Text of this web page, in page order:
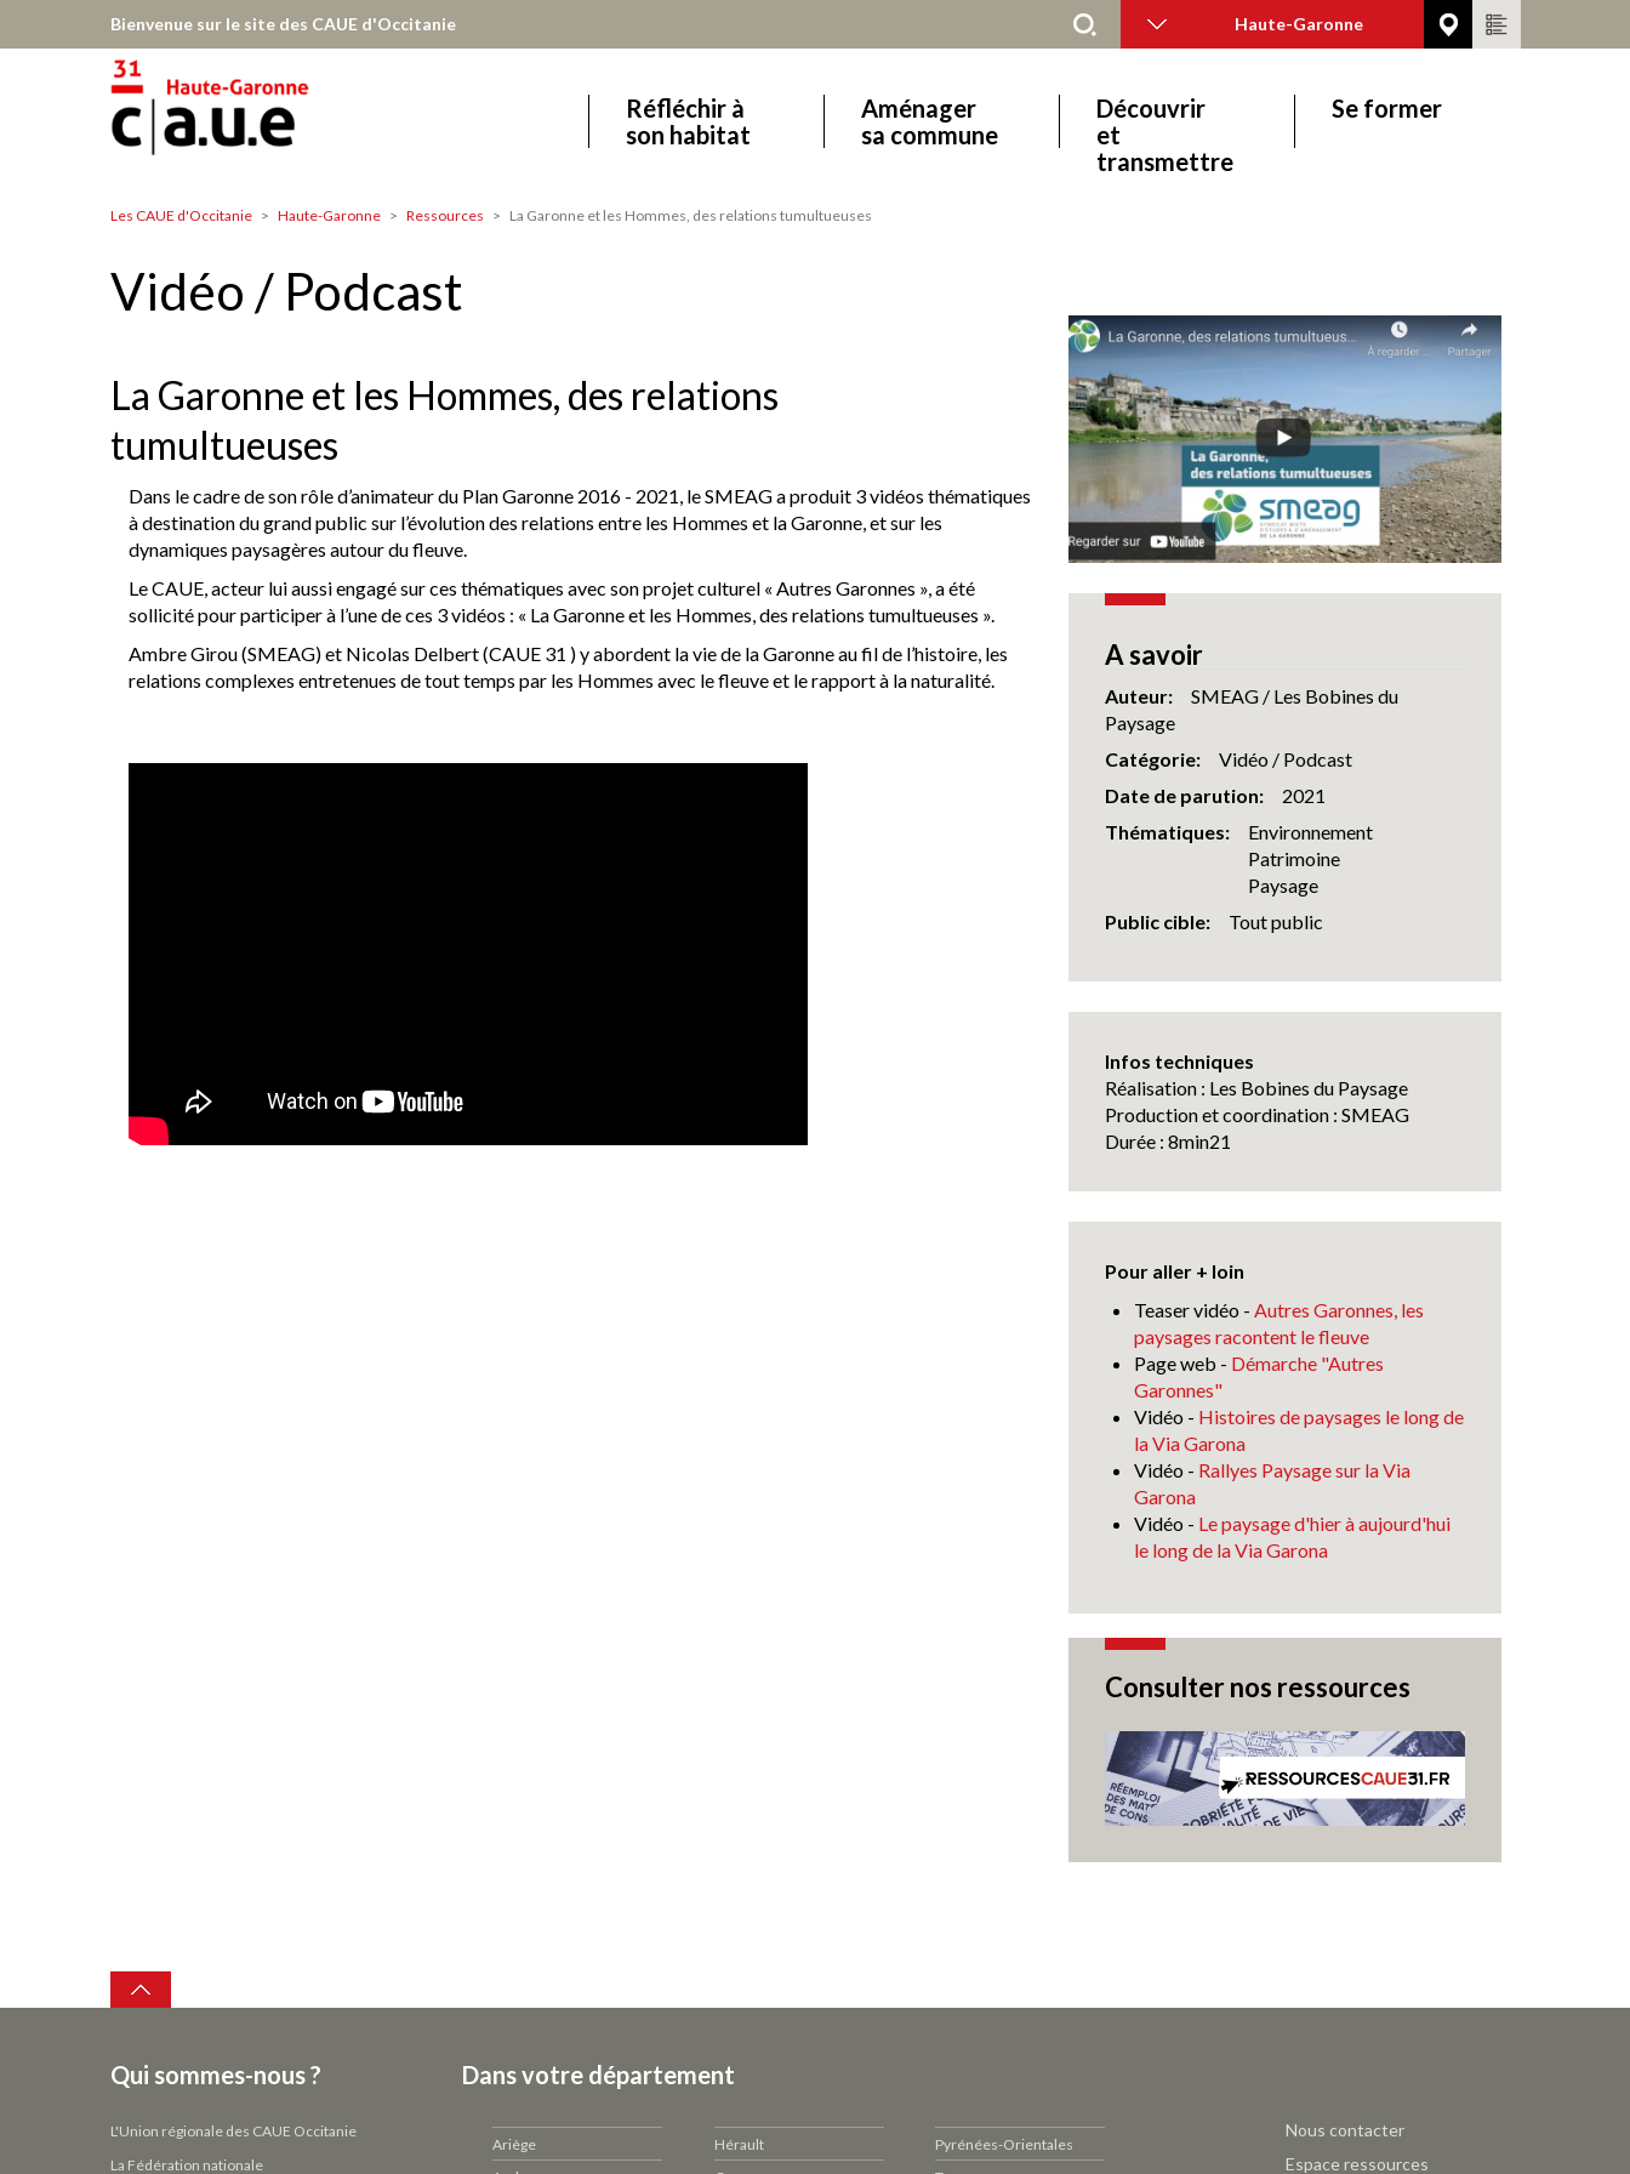
Bienvenue sur le site des CAUE d'Occitanie Haute-Garonne
Haute-
Main
Réfléchir à
son habitat
Aménager
sa commune
Découvrir
et
transmettre
Se former
Les CAUE d'Occitanie Haute-Garonne Ressources La Garonne et les Hommes, des relations tumultueuses
Vidéo / Podcast
La Garonne et les Hommes, des relations
tumultueuses
Dans le cadre de son rôle d’animateur du Plan Garonne 2016 - 2021, le SMEAG a produit 3 vidéos thématiques
à destination du grand public sur l’évolution des relations entre les Hommes et la Garonne, et sur les
dynamiques paysagères autour du fleuve.
Le CAUE, acteur lui aussi engagé sur ces thématiques avec son projet culturel « Autres Garonnes », a été
sollicité pour participer à l’une de ces 3 vidéos : « La Garonne et les Hommes, des relations tumultueuses ».
Ambre Girou (SMEAG) et Nicolas Delbert (CAUE 31 ) y abordent la vie de la Garonne au fil de l’histoire, les
relations complexes entretenues de tout temps par les Hommes avec le fleuve et le rapport à la naturalité.
A savoir
Auteur
SMEAG / Les Bobines du
Paysage
Catégorie
Vidéo / Podcast
Date de parution
2021
Thématiques
Environnement
Patrimoine
Paysage
Public cible
Tout public
Infos techniques
Réalisation : Les Bobines du Paysage
Production et coordination : SMEAG
Durée : 8min21
Pour aller + loin
Teaser vidéo - Autres Garonnes, les
paysages racontent le fleuve
Page web - Démarche "Autres
Garonnes"
Vidéo - Histoires de paysages le long de
la Via Garona
Vidéo - Rallyes Paysage sur la Via
Garona
Vidéo - Le paysage d'hier à aujourd'hui
le long de la Via Garona
Consulter nos ressources
Top
Qui sommes-nous ?
L'Union régionale des CAUE Occitanie
La Fédération nationale
Dans votre département
Ariège
Hérault
Pyrénées-Orientales
Pied
de
Nous contacter
Espace ressources